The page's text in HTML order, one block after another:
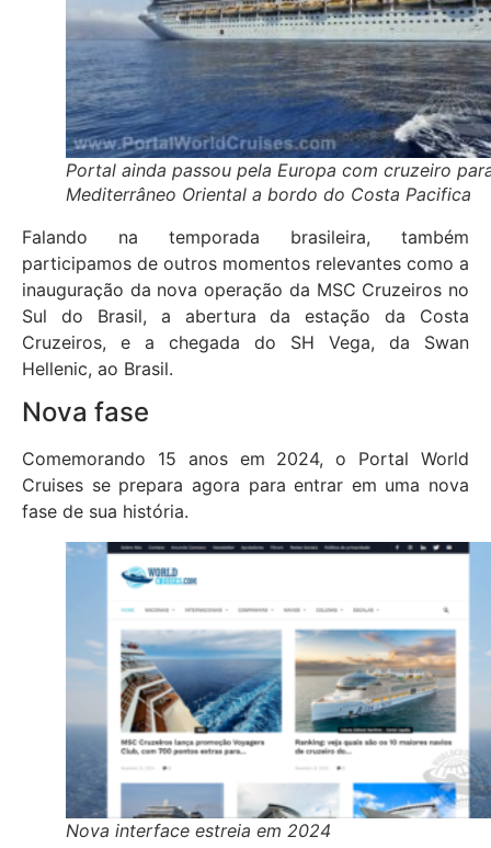
Portal ainda passou pela Europa com cruzeiro
Mediterrâneo Oriental a bordo do Costa Pacifica
Falando na temporada brasileira, também
participamos de outros momentos relevantes como a
inauguração da nova operação da MSC Cruzeiros no
Sul do Brasil, a abertura da estação da Costa
Cruzeiros, e a chegada do SH Vega, da Swan
Hellenic, ao Brasil.
Nova fase
Comemorando 15 anos em 2024, o Portal World
Cruises se prepara agora para entrar em uma nova
fase de sua história.
Nova interface estreia em 2024